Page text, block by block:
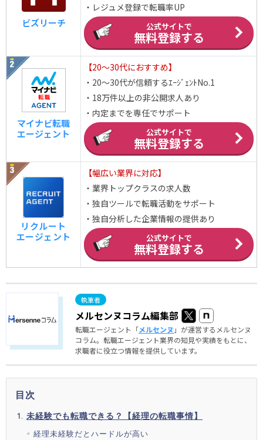
ビズリーチ
・レジュメ登録で転職率UP
公式サイトで
無料登録する
マイナビ転職
エージェント
【20～30代におすすめ】
・20～30代が信頼するｴｰｼﾞｪﾝﾄNo.1
・18万件以上の非公開求人あり
・内定までを専任でサポート
公式サイトで
無料登録する
リクルート
エージェント
【幅広い業界に対応】
・業界トップクラスの求人数
・独自ツールで転職活動をサポート
・独自分析した企業情報の提供あり
公式サイトで
無料登録する
メルセンヌコラム編集部
転職エージェント「メルセンヌ 」が運営するメルセンヌ
コラム。転職エージェント業界の知見や実績をもとに、
求職者に役立つ情報を提供しています。
目次
未経験でも転職できる？【経理の転職事情】
経理未経験だとハードルが高い